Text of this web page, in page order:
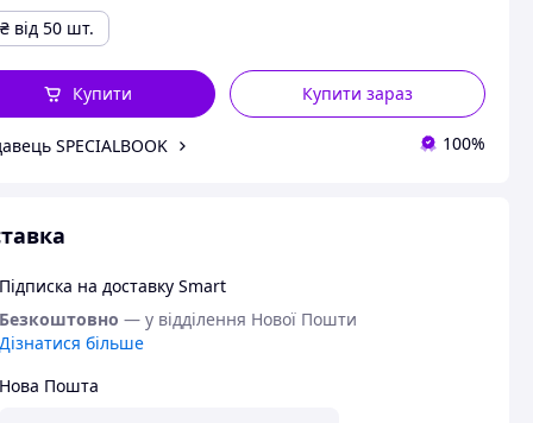
₴ від 50 шт.
Купити зараз
Купити
SPECIALBOOK 100%
на доставку Smart
— у відділення Нової Пошти
більше
Пошта